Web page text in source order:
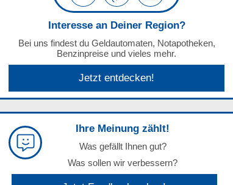
Interesse an Deiner Region?
Bei uns findest du Geldautomaten, Notapotheken,
Benzinpreise und vieles mehr.
Jetzt entdecken!
Ihre Meinung zählt!
Was gefällt Ihnen gut?
Was sollen wir verbessern?